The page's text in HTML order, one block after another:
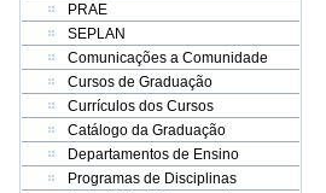
PRAE
SEPLAN
Comunicações a Comunidade
Cursos de Graduação
Currículos dos Cursos
Catálogo da Graduação
Departamentos de Ensino
Programas de Disciplinas